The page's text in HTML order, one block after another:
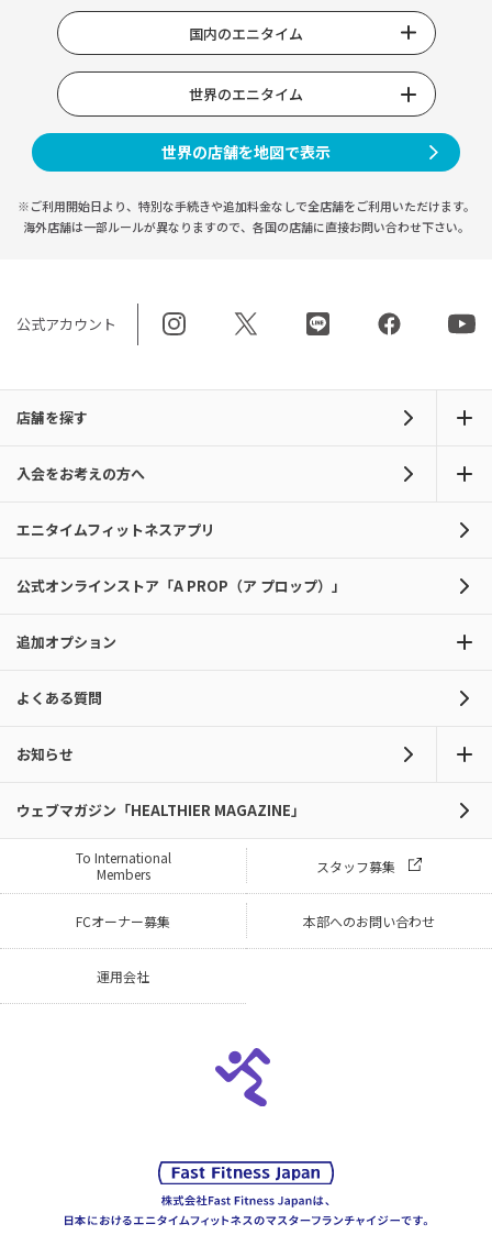
国内のエニタイム
世界のエニタイム
世界の店舗を地図で表示
※ご利用開始日より、特別な手続きや追加料金なしで全店舗をご利用いただけます。
海外店舗は一部ルールが異なりますので、 各国の店舗に直接お問い合わせ下さい。
公式アカウント
店舗を探す
入会をお考えの方へ
エニタイムフィットネスアプリ
公式オンラインストア「A PROP（ア プロップ）」
追加オプション
よくある質問
お知らせ
ウェブマガジン「HEALTHIER MAGAZINE」
To International
Members
スタッフ募集
FCオーナー募集 本部へのお問い合わせ
運用会社